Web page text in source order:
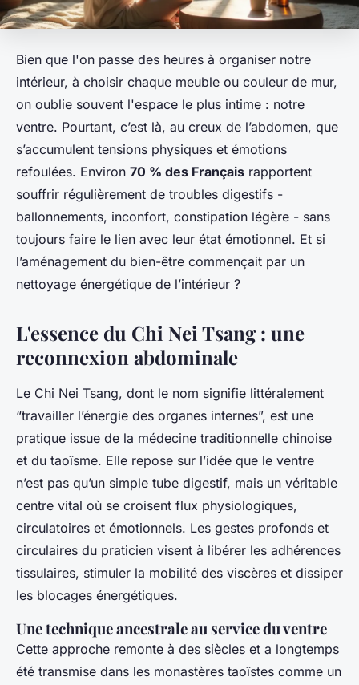
Bien que l'on passe des heures à organiser notre
intérieur, à choisir chaque meuble ou couleur de mur,
on oublie souvent l'espace le plus intime : notre
ventre. Pourtant, c’est là, au creux de l’abdomen, que
s’accumulent tensions physiques et émotions
refoulées. Environ 70 % des Français rapportent
souffrir régulièrement de troubles digestifs -
ballonnements, inconfort, constipation légère - sans
toujours faire le lien avec leur état émotionnel. Et si
l’aménagement du bien-être commençait par un
nettoyage énergétique de l’intérieur ?
L'essence du Chi Nei Tsang : une
reconnexion abdominale
Le Chi Nei Tsang, dont le nom signifie littéralement
“travailler l’énergie des organes internes”, est une
pratique issue de la médecine traditionnelle chinoise
et du taoïsme. Elle repose sur l’idée que le ventre
n’est pas qu’un simple tube digestif, mais un véritable
centre vital où se croisent flux physiologiques,
circulatoires et émotionnels. Les gestes profonds et
circulaires du praticien visent à libérer les adhérences
tissulaires, stimuler la mobilité des viscères et dissiper
les blocages énergétiques.
Une technique ancestrale au service du ventre
Cette approche remonte à des siècles et a longtemps
été transmise dans les monastères taoïstes comme un